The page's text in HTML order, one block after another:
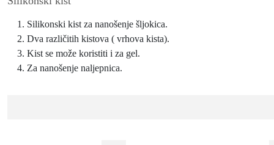
Silikonski kist za nanošenje šljokica.
Dva različitih kistova ( vrhova kista).
Kist se može koristiti i za gel.
Za nanošenje naljepnica.